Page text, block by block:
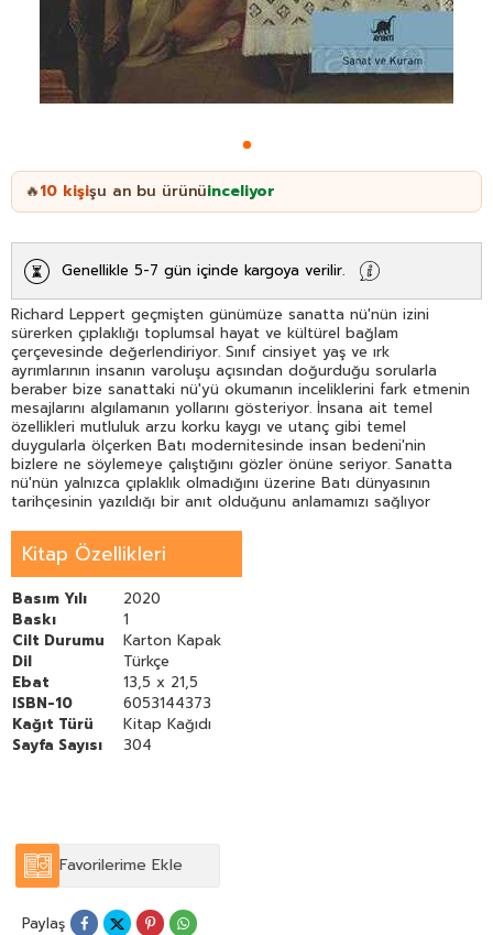
🔥10 kişişu an bu ürünüinceliyor
Genellikle 5-7 gün içinde kargoya verilir.
Richard Leppert geçmişten günümüze sanatta nü'nün izini
sürerken çıplaklığı toplumsal hayat ve kültürel bağlam
çerçevesinde değerlendiriyor. Sınıf cinsiyet yaş ve ırk
ayrımlarının insanın varoluşu açısından doğurduğu sorularla
beraber bize sanattaki nü'yü okumanın inceliklerini fark etmenin
mesajlarını algılamanın yollarını gösteriyor. İnsana ait temel
özellikleri mutluluk arzu korku kaygı ve utanç gibi temel
duygularla ölçerken Batı modernitesinde insan bedeni'nin
bizlere ne söylemeye çalıştığını gözler önüne seriyor. Sanatta
nü'nün yalnızca çıplaklık olmadığını üzerine Batı dünyasının
tarihçesinin yazıldığı bir anıt olduğunu anlamamızı sağlıyor
öğrencilerine değil aynı zamanda sanat eserlerini
değerlendirebilmeyi ve yorumlamayı isteyen herkese yol
gösteriyor...
Kitap Özellikleri
Basım Yılı
2020
Baskı
1
Cilt Durumu
Karton Kapak
Dil
Türkçe
Ebat
13,5 x 21,5
ISBN-10
6053144373
Kağıt Türü
Kitap Kağıdı
Sayfa Sayısı
304
Favorilerime Ekle
Paylaş